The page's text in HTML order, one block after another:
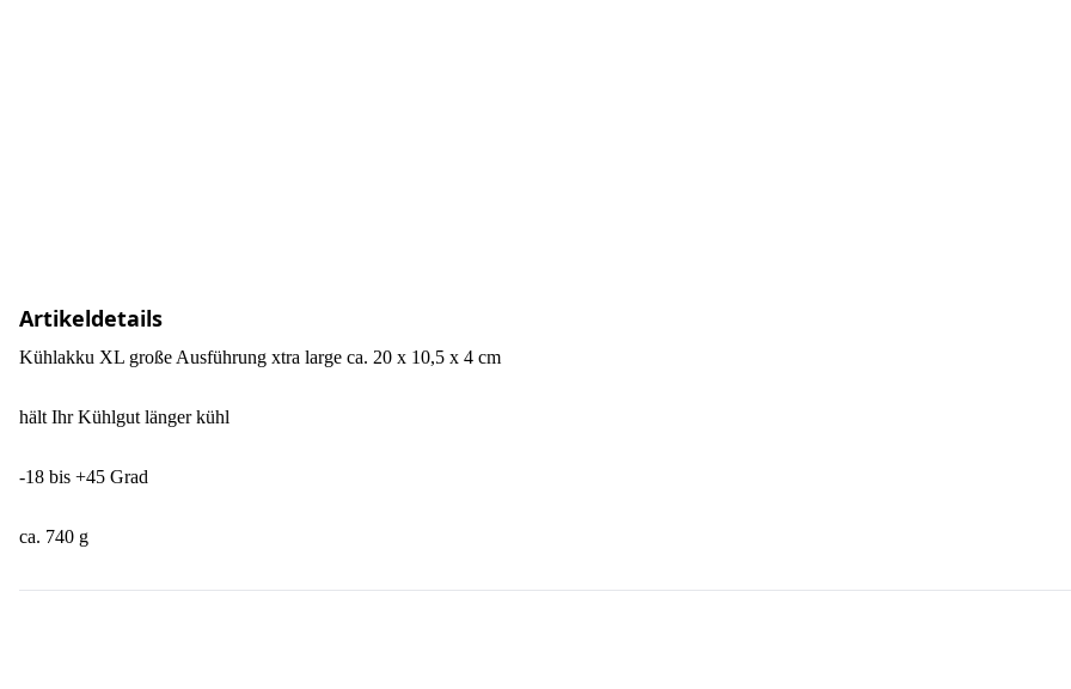
Artikeldetails
Kühlakku XL große Ausführung xtra large ca. 20 x 10,5 x 4 cm
hält Ihr Kühlgut länger kühl
-18 bis +45 Grad
ca. 740 g